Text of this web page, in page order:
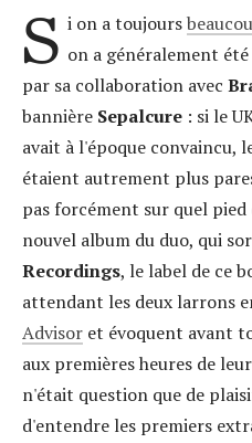
S i on a toujours
on a généralement
par sa collaboration avec
bannière Sepalcure : si le
avait à l'époque convaincu,
étaient autrement plus
pas forcément sur quel
nouvel album du duo, qui
Recordings, le label de ce
attendant les deux larrons
Advisor et évoquent avant
aux premières heures de
n'était question que de
d'entendre les premiers